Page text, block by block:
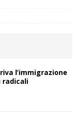
l’immigrazione
radicali